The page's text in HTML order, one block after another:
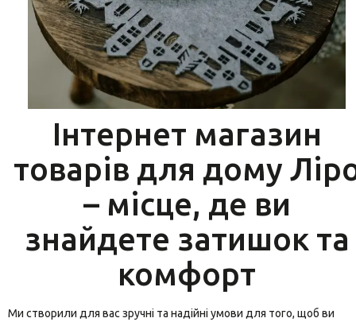
Інтернет магазин
товарів для дому
– місце, де ви
знайдете затишок та
комфорт
Ми створили для вас зручні та надійні умови для того, щоб ви